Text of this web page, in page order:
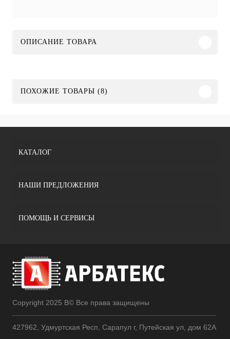
ОПИСАНИЕ ТОВАРА
ПОХОЖИЕ ТОВАРЫ (8)
КАТАЛОГ
НАШИ ПРЕДЛОЖЕНИЯ
ПОМОЩЬ И СЕРВИСЫ
Copyright 2025 В© Все права защищены
427962, Удмуртская Респ, Сарапул г, Путейская ул, дом 62А